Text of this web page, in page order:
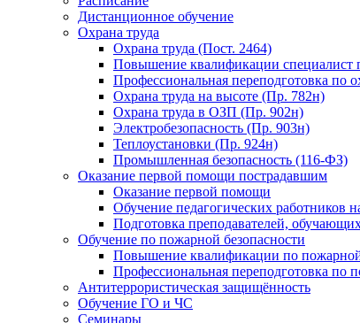
Дистанционное обучение
Охрана труда
Охрана труда (Пост. 2464)
Повышение квалификации специалист
Профессиональная переподготовка по
Охрана труда на высоте (Пр. 782н)
Охрана труда в ОЗП (Пр. 902н)
Электробезопасность (Пр. 903н)
Теплоустановки (Пр. 924н)
Промышленная безопасность (116-ФЗ)
Оказание первой помощи пострадавшим
Оказание первой помощи
Обучение педагогических работников
Подготовка преподавателей,
Обучение по пожарной безопасности
Повышение квалификации по пожарной
Профессиональная переподготовка по
Антитеррористическая защищённость
Обучение ГО и ЧС
Семинары